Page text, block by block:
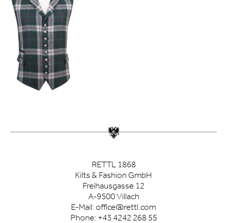
RETTL 1868
Kilts & Fashion GmbH
Freihausgasse 12
A-9500 Villach
E-Mail: office@rettl.com
Phone: +43 4242 268 55